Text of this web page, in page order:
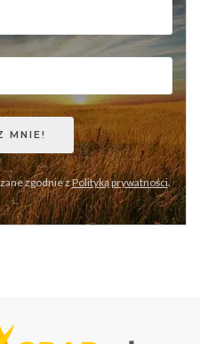
zgodnie zPolityką prywatności.